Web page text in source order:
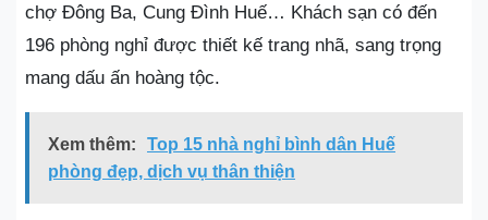
chợ Đông Ba, Cung Đình Huế… Khách sạn có đến
196 phòng nghỉ được thiết kế trang nhã, sang trọng
mang dấu ấn hoàng tộc.
Xem thêm:
Top 15 nhà nghỉ bình dân Huế
phòng đẹp, dịch vụ thân thiện